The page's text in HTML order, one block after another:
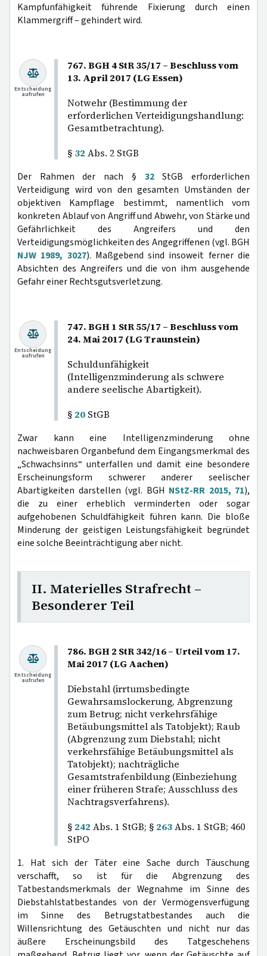
Kampfunfähigkeit führende Fixierung durch einen
Klammergriff – gehindert wird.
767. BGH 4 StR 35/17 – Beschluss vom
13. April 2017 (LG Essen)
Notwehr (Bestimmung der
erforderlichen Verteidigungshandlung:
Gesamtbetrachtung).
§ 32 Abs. 2 StGB
Entscheidung
aufrufen
Der Rahmen der nach § 32StGB erforderlichen
Verteidigung wird von den gesamten Umständen der
objektiven Kampflage bestimmt, namentlich vom
konkreten Ablauf von Angriff und Abwehr, von Stärke und
Gefährlichkeit des Angreifers und den
Verteidigungsmöglichkeiten des Angegriffenen (vgl. BGH
NJW 1989, 3027). Maßgebend sind insoweit ferner die
Absichten des Angreifers und die von ihm ausgehende
Gefahr einer Rechtsgutsverletzung.
747. BGH 1 StR 55/17 – Beschluss vom
24. Mai 2017 (LG Traunstein)
Schuldunfähigkeit
(Intelligenzminderung als schwere
andere seelische Abartigkeit).
§ 20 StGB
Entscheidung
aufrufen
Zwar kann eine Intelligenzminderung ohne
nachweisbaren Organbefund dem Eingangsmerkmal des
„Schwachsinns“ unterfallen und damit eine besondere
Erscheinungsform schwerer anderer seelischer
Abartigkeiten darstellen (vgl. BGH NStZ-RR 2015, 71),
die zu einer erheblich verminderten oder sogar
aufgehobenen Schuldfähigkeit führen kann. Die bloße
Minderung der geistigen Leistungsfähigkeit begründet
eine solche Beeinträchtigung aber nicht.
II. Materielles Strafrecht –
Besonderer Teil
786. BGH 2 StR 342/16 – Urteil vom 17.
Mai 2017 (LG Aachen)
Diebstahl (irrtumsbedingte
Gewahrsamslockerung, Abgrenzung
zum Betrug; nicht verkehrsfähige
Betäubungsmittel als Tatobjekt); Raub
(Abgrenzung zum Diebstahl; nicht
verkehrsfähige Betäubungsmittel als
Tatobjekt); nachträgliche
Gesamtstrafenbildung (Einbeziehung
einer früheren Strafe; Ausschluss des
Nachtragsverfahrens).
§ 242 Abs. 1 StGB; § 263Abs. 1 StGB; 460
StPO
Entscheidung
aufrufen
1. Hat sich der Täter eine Sache durch Täuschung
verschafft, so ist für die Abgrenzung des
Tatbestandsmerkmals der Wegnahme im Sinne des
Diebstahlstatbestandes von der Vermögensverfügung
im Sinne des Betrugstatbestandes auch die
Willensrichtung des Getäuschten und nicht nur das
äußere Erscheinungsbild des Tatgeschehens